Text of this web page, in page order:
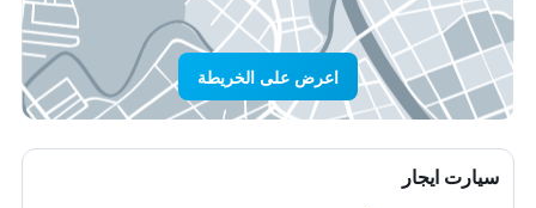
اعرض على الخريطة
سيارت ايجار